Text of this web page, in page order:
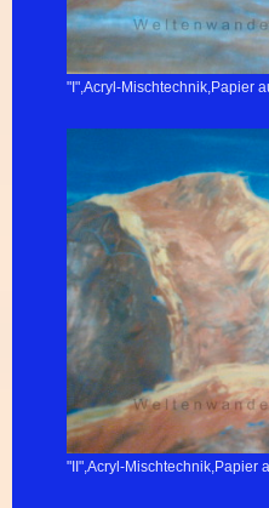
"I",Acryl-Mischtechnik,Papier
"II",Acryl-Mischtechnik,Papier